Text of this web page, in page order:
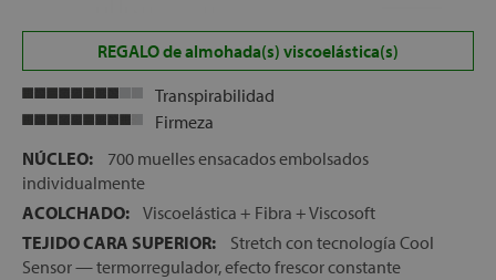
REGALO de almohada(s) viscoelástica(s)
Transpirabilidad
Firmeza
NÚCLEO:
700 muelles ensacados embolsados
individualmente
ACOLCHADO: Viscoelástica + Fibra + Viscosoft
TEJIDO CARA SUPERIOR:
Stretch con tecnología Cool
Sensor — termorregulador, efecto frescor constante